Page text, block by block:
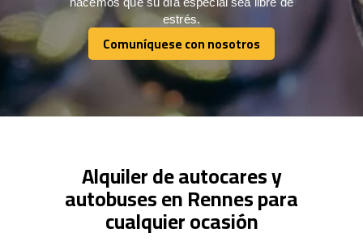
estrés.
Comuníquese con nosotros
Comuníquese con nosotros
Alquiler de autocares y
autobuses en Rennes para
cualquier ocasión